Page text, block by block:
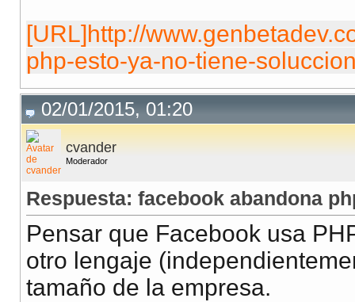
[URL]http://
php-esto-ya-no-tiene-
02/01/2015, 01:20
cvander
Moderador
Respuesta: facebook abandona
Pensar que Facebook usa
otro lengaje
tamaño de la empresa.